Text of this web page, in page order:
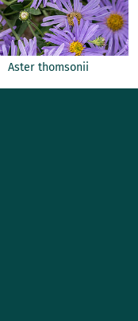
Aster thomsonii